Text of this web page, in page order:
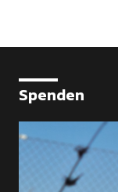
Spenden